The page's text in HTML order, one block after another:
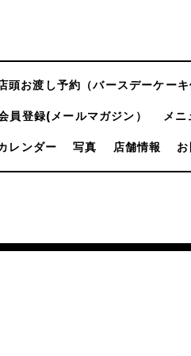
頭お渡し予約（バースデーケーキ
登録(メールマガジン） メニ
レンダー 写真 店舗情報